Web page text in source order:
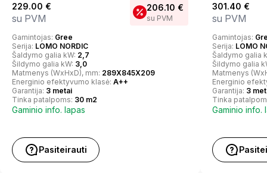
229.00 €
su PVM
206.10 €
su PVM
Gamintojas: Gree
Serija: LOMO NORDIC
Šaldymo galia kW: 2,7
Šildymo galia kW: 3,0
Matmenys (WxHxD), mm: 289X845X209
Energinio efektyvumo klasė: A++
Garantija: 3 metai
Tinka patalpoms: 30 m2
Gaminio info. lapas
Pasiteirauti
301.40 €
su PVM
Gamintojas:
Serija: LOMO
Šaldymo galia
Šildymo galia
Matmenys
Energinio
Garantija: 3
Tinka
Gaminio info.